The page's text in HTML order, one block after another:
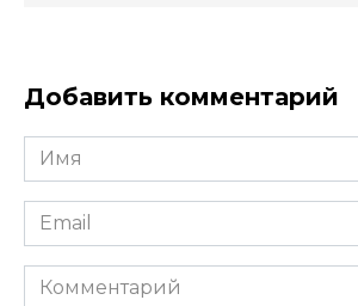
Добавить комментарий
Имя
Email
Комментарий